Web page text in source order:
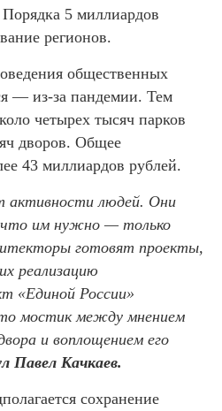
5 миллиардов
регионов.
общественных
— из-за пандемии. Тем
четырех тысяч парков
дворов. Общее
43 миллиардов рублей.
активности людей. Они
им нужно — только
готовят проекты,
реализацию
«Единой России»
мостик между мнением
и воплощением его
Павел Качкаев.
сохранение